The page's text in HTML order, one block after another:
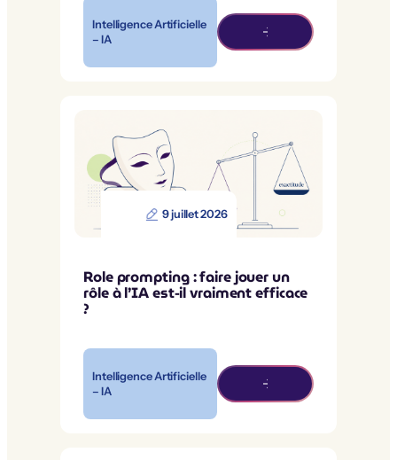
Intelligence Artificielle
– IA
9 juillet 2026
Role prompting : faire jouer un
rôle à l’IA est-il vraiment efficace
?
Intelligence Artificielle
– IA